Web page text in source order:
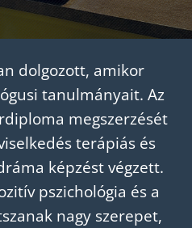
dolgozott, amikor
tanulmányait. Az
megszerzését
terápiás és
képzést végzett.
pszichológia és a
nagy szerepet,